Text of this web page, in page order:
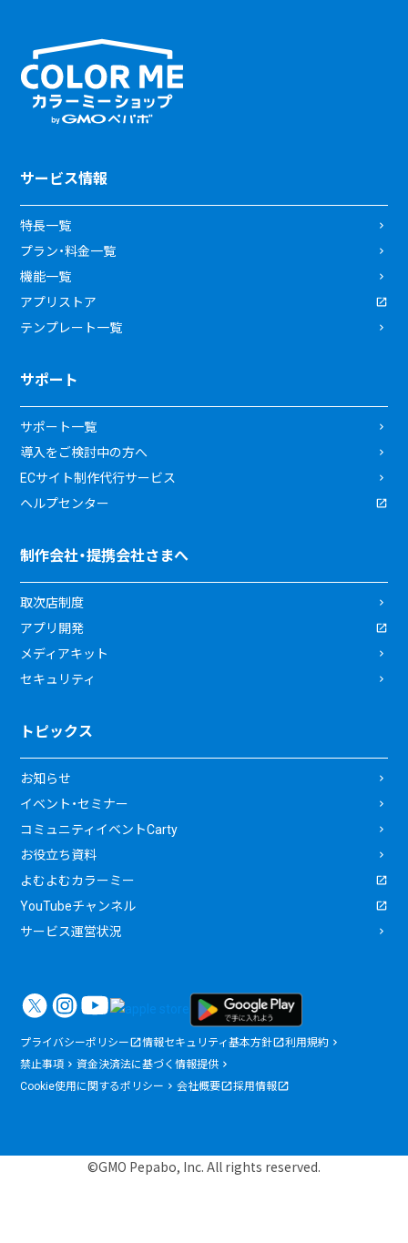
サービス情報
特長一覧
プラン・料金一覧
機能一覧
アプリストア
テンプレート一覧
サポート
サポート一覧
導入をご検討中の方へ
ECサイト制作代行サービス
ヘルプセンター
制作会社・提携会社さまへ
取次店制度
アプリ開発
メディアキット
セキュリティ
トピックス
お知らせ
イベント・セミナー
コミュニティイベントCarty
お役立ち資料
よむよむカラーミー
YouTubeチャンネル
サービス運営状況
プライバシーポリシー 情報セキュリティ基本方針
利用規約
禁止事項
資金決済法に基づく情報提供
Cookie使用に関するポリシー
会社概要 採用情報
©GMO Pepabo, Inc. All rights reserved.